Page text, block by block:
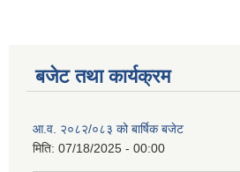
बजेट तथा कार्यक्रम
आ.व. २०८२/०८३ को बार्षिक बजेट
मिति: 07/18/2025 - 00:00